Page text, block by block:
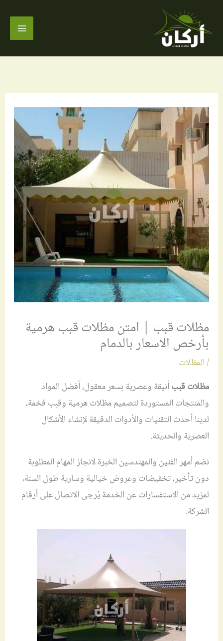
المحتوى
مظلات قبب | امتن مظلات قبب هرمية
بأرخص الاسعار بالدمام
/المظلات
مظلات قببأنيقة وعصرية بسعر معقول، أفضل المواد
والمنتجات المستوردة لتصميم مظلات هرمية وقبب فخمة،
لدينا أحدث التقنيات والأدوات الدقيقة لإنشاء الأشكال
العصرية والحديثة.
نضم أمهر الفنين والمهندسين الخبرة لانجاز المهام المطلوبة
دون تأخير، تخفيضات وعروض خيالية وسارية طول السنة،
لمزيد من الاستفسارات عن الخدمة يُرجى الاتصال على أرقام
الشركة.